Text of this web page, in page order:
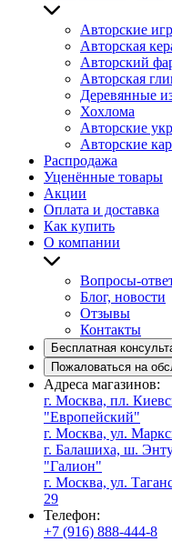
Авторские
Авторская
Авторский
Авторская
Деревянные
Хохлома
Авторские
Авторские
Распродажа
Уценённые товары
Акции
Оплата и доставка
Как купить
О компании
Вопросы-
Блог, новости
Отзывы
Контакты
Бесплатная
Пожаловаться на
Адреса магазинов:
г. Москва, пл.
"Европейский"
г. Москва, ул.
г. Балашиха, ш.
"Галион"
г. Москва, ул.
29
Телефон:
+7 (916) 888-444-8